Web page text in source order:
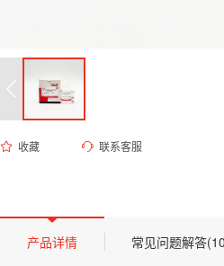
收藏 联系客服
产品描述
【保存条件】
GPCR蛋白提取及稳定剂保存于2-8℃
产品详情 常见问题解答